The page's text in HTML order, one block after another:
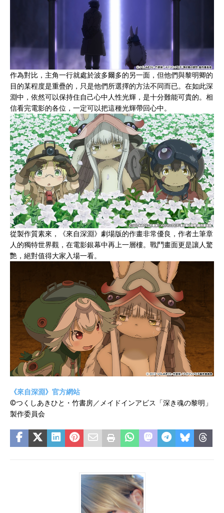
作為對比，主角一行就處於波多爾多的另一面，但他們與黎明卿的
目的某程度是重疊的，只是他們所選擇的方法不同而已。在如此深
淵中，依然可以保持住自己心中人性光輝，是十分難能可貴的。相
信看完電影的各位，一定可以把這種光輝帶回心中。
從製作質素來，《來自深淵》劇場版的作畫非常優良，作者土筆章
人的獨特世界觀，在電影銀幕中再上一層樓。戰鬥畫面更是讓人驚
艷，絕對值得大家入場一看。
《來自深淵》官方網站
©つくしあきひと・竹書房／メイドインアビス「深き魂の黎明」
製作委員会